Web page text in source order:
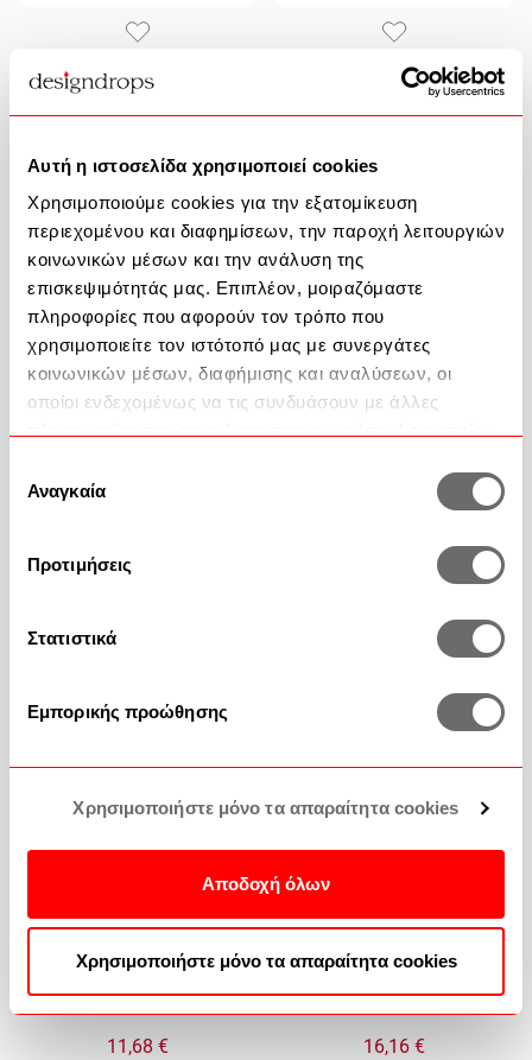
Αυτή η ιστοσελίδα χρησιμοποιεί cookies
Χρησιμοποιούμε cookies για την εξατομίκευση
περιεχομένου και διαφημίσεων, την παροχή λειτουργιών
κοινωνικών μέσων και την ανάλυση της
επισκεψιμότητάς μας. Επιπλέον, μοιραζόμαστε
πληροφορίες που αφορούν τον τρόπο που
χρησιμοποιείτε τον ιστότοπό μας με συνεργάτες
κοινωνικών μέσων, διαφήμισης και αναλύσεων, οι
οποίοι ενδεχομένως να τις συνδυάσουν με άλλες
των υπηρεσιών τους.
συγκατάθεσης
Αναγκαία
Προτιμήσεις
Στατιστικά
Εμπορικής προώθησης
Χρησιμοποιήστε μόνο τα απαραίτητα cookies
Αποδοχή όλων
Χρησιμοποιήστε μόνο τα απαραίτητα cookies
HOT1008 53x16x6,5cm Black
Χαμηλότερη τιμή 30 ημερών22,80 €
HOT1009 32,5x26,5x6,5cm Black
Χαμηλότερη τιμή 30 ημερών
Espiel
Καλάθι Με 3 Διαχωριστικά
Χαμηλότερη τιμή 30 ημερών14,60 €
Καλάθι Με 3 Διαχωριστικά
KOD214 19x16x13cm Grey Espiel
11,68 €
Καλάθι Με Λαβές KOD115
25x23x15cm Beige Espiel
16,16 €